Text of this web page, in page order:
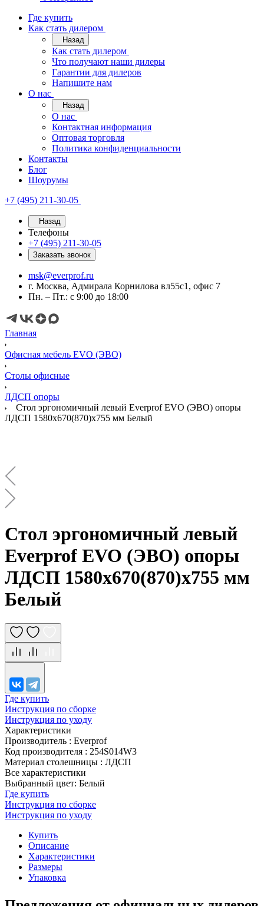
Где купить
Как стать дилером
Назад
Как стать дилером
Что получают наши дилеры
Гарантии для дилеров
Напишите нам
О нас
Назад
О нас
Контактная информация
Оптовая торговля
Политика конфиденциальности
Контакты
Блог
Шоурумы
+7 (495) 211-30-05
Назад
Телефоны
+7 (495) 211-30-05
Заказать звонок
msk@everprof.ru
г. Москва, Адмирала Корнилова вл55с1, офис 7
Пн. – Пт.: с 9:00 до 18:00
Главная
Офисная мебель EVO (ЭВО)
Cтолы офисные
ЛДСП опоры
Стол эргономичный левый Everprof EVO (ЭВО) опоры
ЛДСП 1580х670(870)x755 мм Белый
Стол эргономичный левый
Everprof EVO (ЭВО) опоры
ЛДСП 1580х670(870)x755 мм
Белый
Где купить
Инструкция по сборке
Инструкция по уходу
Характеристики
Производитель : Everprof
Код производителя : 254S014W3
Материал столешницы : ЛДСП
Все характеристики
Выбранный цвет: Белый
Где купить
Инструкция по сборке
Инструкция по уходу
Купить
Описание
Характеристики
Размеры
Упаковка